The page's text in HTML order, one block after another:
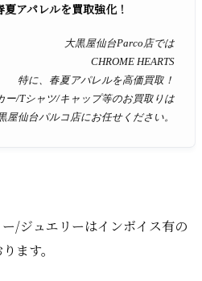
アパレルを買取強化！
大黒屋仙台Parco店では
CHROME HEARTS
特に、春夏アパレルを高価買取！
ー/Tシャツ/キャップ等のお買取りは
屋仙台パルコ店にお任せください。
/ジュエリーはインボイス有の
ます。